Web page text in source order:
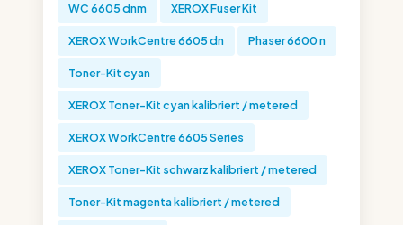
WC 6605 dnm XEROX Fuser Kit
XEROX WorkCentre 6605 dn Phaser 6600 n
Toner-Kit cyan
XEROX Toner-Kit cyan kalibriert / metered
XEROX WorkCentre 6605 Series
XEROX Toner-Kit schwarz kalibriert / metered
Toner-Kit magenta kalibriert / metered